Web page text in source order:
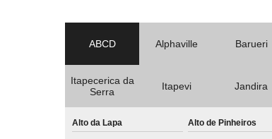
ABCD Alphaville Barueri
Itapecerica da
Serra
Itapevi Jandira
Alto da Lapa Alto de Pinheiros